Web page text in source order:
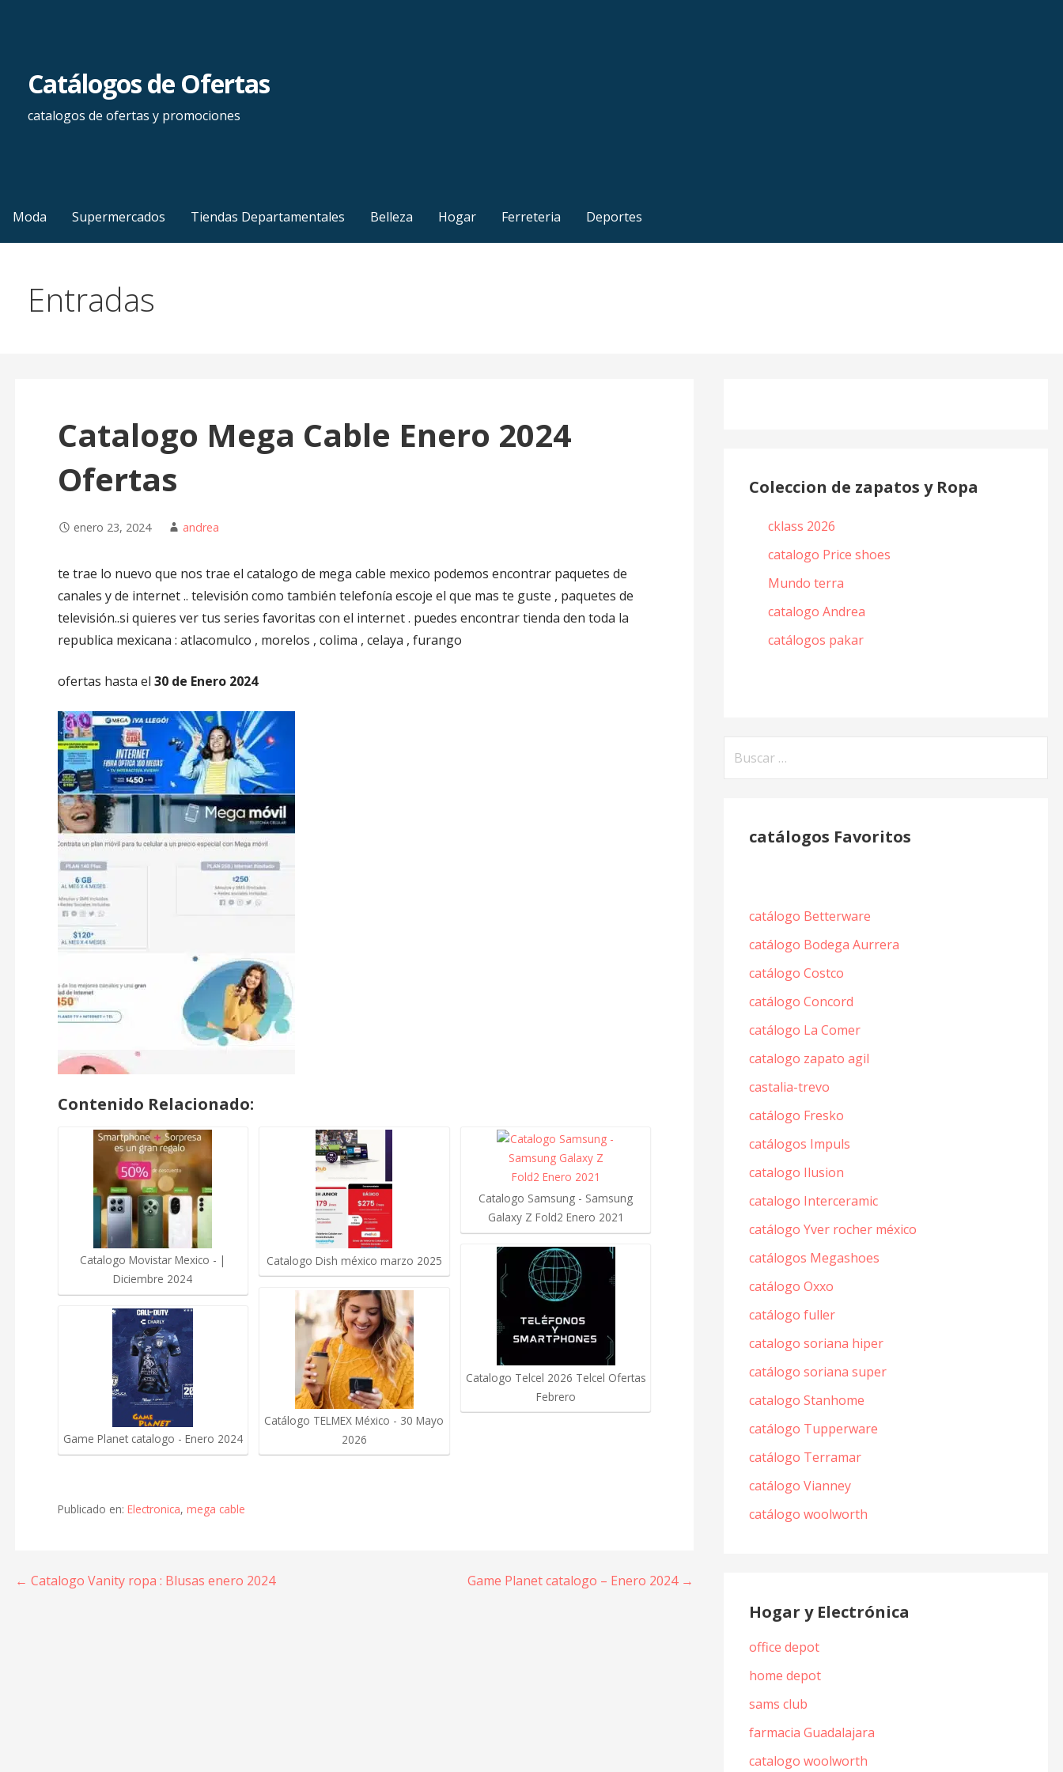
Catálogos de Ofertas
catalogos de ofertas y promociones
Moda Supermercados Tiendas Departamentales Belleza Hogar Ferreteria Deportes
Entradas
Catalogo Mega Cable Enero 2024
Ofertas
enero 23, 2024 andrea
te trae lo nuevo que nos trae el catalogo de mega cable mexico podemos encontrar paquetes de
canales y de internet .. televisión como también telefonía escoje el que mas te guste , paquetes de
televisión..si quieres ver tus series favoritas con el internet . puedes encontrar tienda den toda la
republica mexicana : atlacomulco , morelos , colima , celaya , furango
ofertas hasta el 30 de Enero 2024
Contenido Relacionado:
Catalogo Movistar Mexico - |
Diciembre 2024
Game Planet catalogo - Enero 2024
Catalogo Dish méxico marzo 2025
Catálogo TELMEX México - 30 Mayo
2026
Catalogo Samsung - Samsung
Galaxy Z Fold2 Enero 2021
Catalogo Telcel 2026 Telcel Ofertas
Febrero
Publicado en: Electronica, mega cable
Navegación
← Catalogo Vanity ropa : Blusas enero 2024 Game Planet catalogo – Enero 2024 →
Coleccion de zapatos y Ropa
cklass 2026
catalogo Price shoes
Mundo terra
catalogo Andrea
catálogos pakar
catálogos Favoritos
catálogo Betterware
catálogo Bodega Aurrera
catálogo Costco
catálogo Concord
catálogo La Comer
catalogo zapato agil
castalia-trevo
catálogo Fresko
catálogos Impuls
catalogo Ilusion
catalogo Interceramic
catálogo Yver rocher méxico
catálogos Megashoes
catálogo Oxxo
catálogo fuller
catalogo soriana hiper
catálogo soriana super
catalogo Stanhome
catálogo Tupperware
catálogo Terramar
catálogo Vianney
catálogo woolworth
Hogar y Electrónica
office depot
home depot
sams club
farmacia Guadalajara
catalogo woolworth